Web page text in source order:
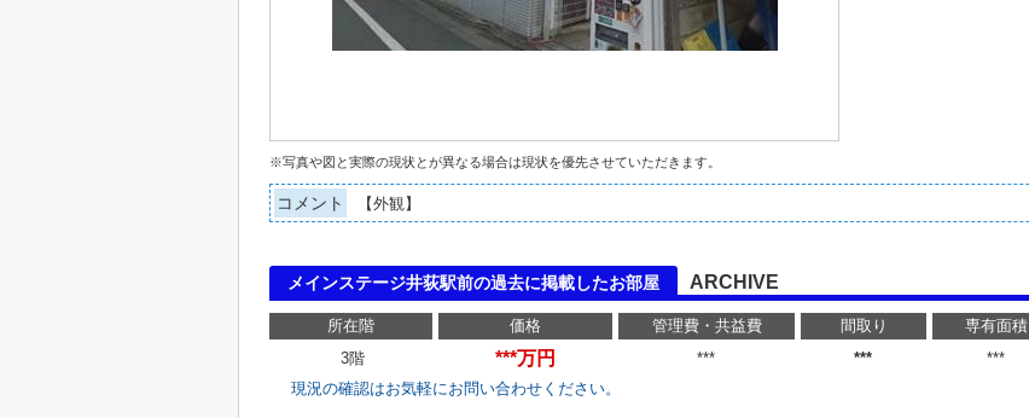
※写真や図と実際の現状とが異なる場合は現状を優先させていただきます。
コメント 【外観】
メインステージ井荻駅前の過去に掲載したお部屋 ARCHIVE
所在階 価格 管理費・共益費 間取り 専有面積
3階
***万円 *** *** ***
現況の確認はお気軽にお問い合わせください。